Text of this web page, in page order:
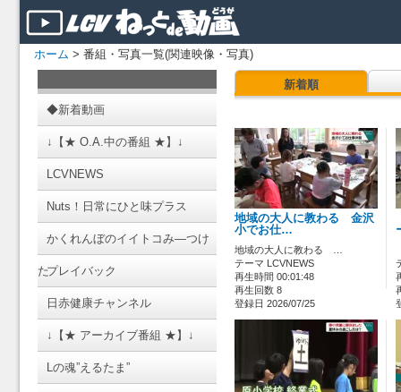
ホーム > 番組・写真一覧(関連映像・写真)
◆新着動画
↓【★ O.A.中の番組 ★】↓
LCVNEWS
Nuts！日常にひと味プラス
かくれんぼのイイトコみ―つけ
たプレイバック
日赤健康チャンネル
↓【★ アーカイブ番組 ★】↓
Lの魂”えるたま”
新着順
地域の大人に教わる 金沢
小でお仕…
地域の大人に教わる …
テーマ LCVNEWS
再生時間 00:01:48
再生回数 8
登録日 2026/07/25